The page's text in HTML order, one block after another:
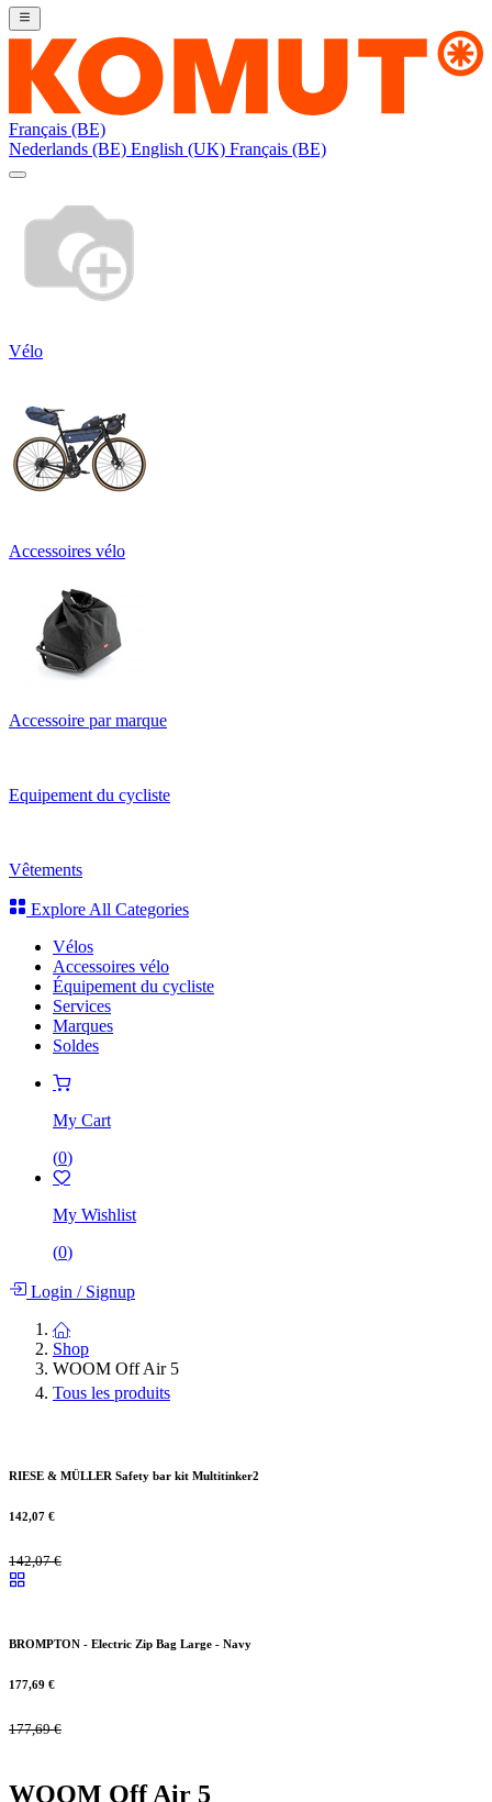
Français (BE)
Nederlands (BE) English (UK) Français (BE)
Vélo
Accessoires vélo
Accessoire par marque
Equipement du cycliste
Vêtements
Explore All Categories
Vélos
Accessoires vélo
Équipement du cycliste
Services
Marques
Soldes
My Cart
(0)
My Wishlist
(0)
Login /Signup
Shop
WOOM Off Air 5
Tous les produits
RIESE & MÜLLER Safety bar kit Multitinker2
142,07 €
142,07€
BROMPTON - Electric Zip Bag Large - Navy
177,69 €
177,69€
WOOM Off Air 5